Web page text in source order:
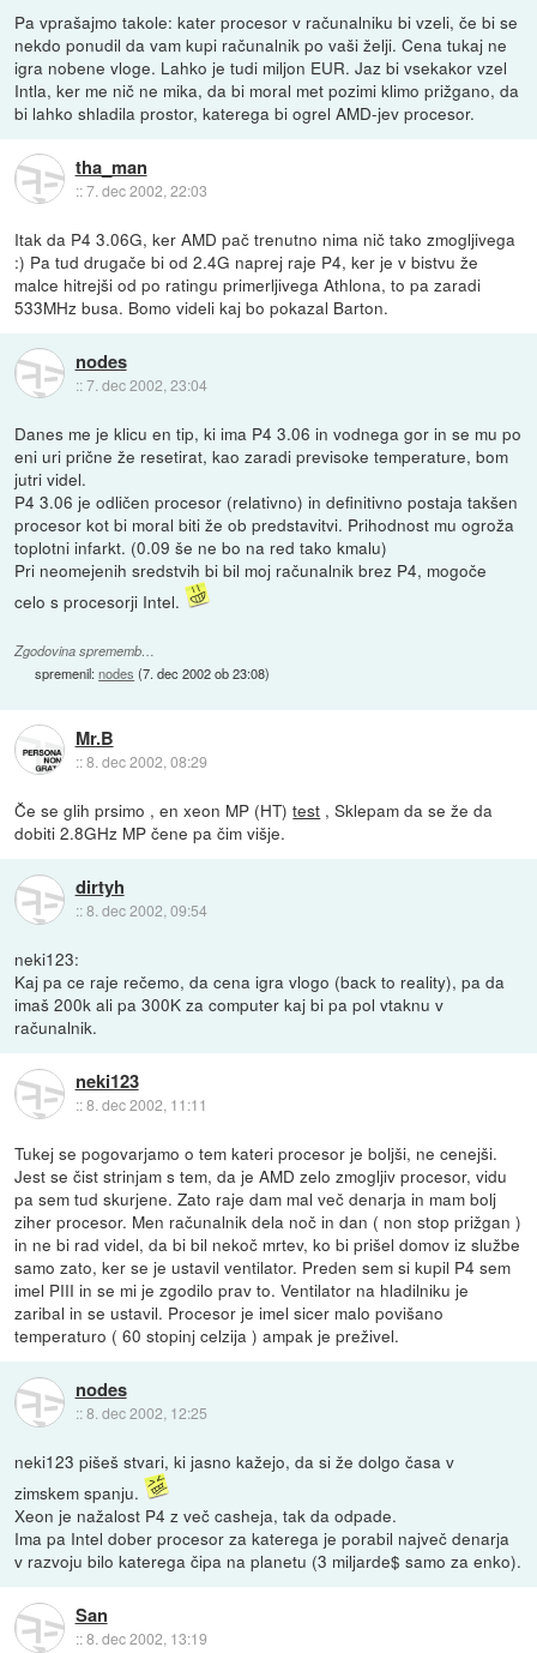
Pa vprašajmo takole: kater procesor v računalniku bi vzeli, če bi se
nekdo ponudil da vam kupi računalnik po vaši želji. Cena tukaj ne
igra nobene vloge. Lahko je tudi miljon EUR. Jaz bi vsekakor vzel
Intla, ker me nič ne mika, da bi moral met pozimi klimo prižgano, da
bi lahko shladila prostor, katerega bi ogrel AMD-jev procesor.
tha_man
::7. dec 2002, 22:03
Itak da P4 3.06G, ker AMD pač trenutno nima nič tako zmogljivega
:) Pa tud drugače bi od 2.4G naprej raje P4, ker je v bistvu že
malce hitrejši od po ratingu primerljivega Athlona, to pa zaradi
533MHz busa. Bomo videli kaj bo pokazal Barton.
nodes
::7. dec 2002, 23:04
Danes me je klicu en tip, ki ima P4 3.06 in vodnega gor in se mu po
eni uri prične že resetirat, kao zaradi previsoke temperature, bom
jutri videl.
P4 3.06 je odličen procesor (relativno) in definitivno postaja takšen
procesor kot bi moral biti že ob predstavitvi. Prihodnost mu ogroža
toplotni infarkt. (0.09 še ne bo na red tako kmalu)
Pri neomejenih sredstvih bi bil moj računalnik brez P4, mogoče
celo s procesorji Intel.
Zgodovina sprememb…
spremenil:nodes (7. dec 2002 ob 23:08)
Mr.B
::8. dec 2002, 08:29
Če se glih prsimo , en xeon MP (HT)test , Sklepam da se že da
dobiti 2.8GHz MP čene pa čim višje.
dirtyh
::8. dec 2002, 09:54
neki123:
Kaj pa ce raje rečemo, da cena igra vlogo (back to reality), pa da
imaš 200k ali pa 300K za computer kaj bi pa pol vtaknu v
računalnik.
neki123
::8. dec 2002, 11:11
Tukej se pogovarjamo o tem kateri procesor je boljši, ne cenejši.
Jest se čist strinjam s tem, da je AMD zelo zmogljiv procesor, vidu
pa sem tud skurjene. Zato raje dam mal več denarja in mam bolj
ziher procesor. Men računalnik dela noč in dan ( non stop prižgan )
in ne bi rad videl, da bi bil nekoč mrtev, ko bi prišel domov iz službe
samo zato, ker se je ustavil ventilator. Preden sem si kupil P4 sem
imel PIII in se mi je zgodilo prav to. Ventilator na hladilniku je
zaribal in se ustavil. Procesor je imel sicer malo povišano
temperaturo ( 60 stopinj celzija ) ampak je preživel.
nodes
::8. dec 2002, 12:25
neki123 pišeš stvari, ki jasno kažejo, da si že dolgo časa v
zimskem spanju.
Xeon je nažalost P4 z več casheja, tak da odpade.
Ima pa Intel dober procesor za katerega je porabil največ denarja
v razvoju bilo katerega čipa na planetu (3 miljarde$ samo za enko).
San
::8. dec 2002, 13:19